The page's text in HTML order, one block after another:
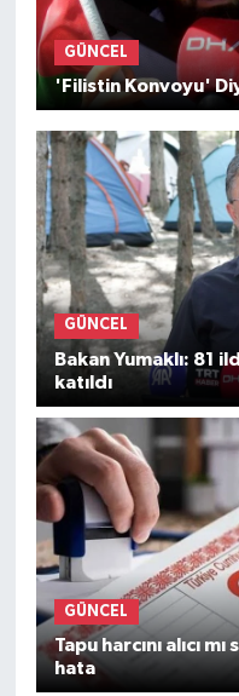
GÜNCEL
'Filistin Konvoyu'
GÜNCEL
Bakan Yumaklı: 81
katıldı
GÜNCEL
Tapu harcını alıcı
hata